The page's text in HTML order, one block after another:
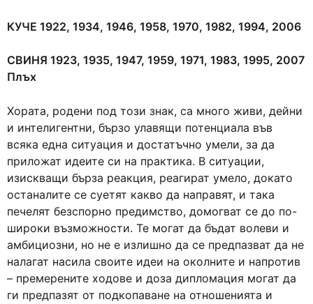
КУЧЕ 1922, 1934, 1946, 1958, 1970, 1982, 1994, 2006
СВИНЯ 1923, 1935, 1947, 1959, 1971, 1983, 1995, 2007
Плъх
Хората, родени под този знак, са много живи, дейни
и интелигентни, бързо улавящи потенциала във
всяка една ситуация и достатъчно умели, за да
приложат идеите си на практика. В ситуации,
изискващи бърза реакция, реагират умело, докато
останалите се суетят какво да направят, и така
печелят безспорно предимство, домогват се до по-
широки възможности. Те могат да бъдат волеви и
амбициозни, но не е излишно да се предпазват да не
налагат насила своите идеи на околните и напротив
– премерените ходове и доза дипломация могат да
ги предпазят от подкопаване на отношенията и